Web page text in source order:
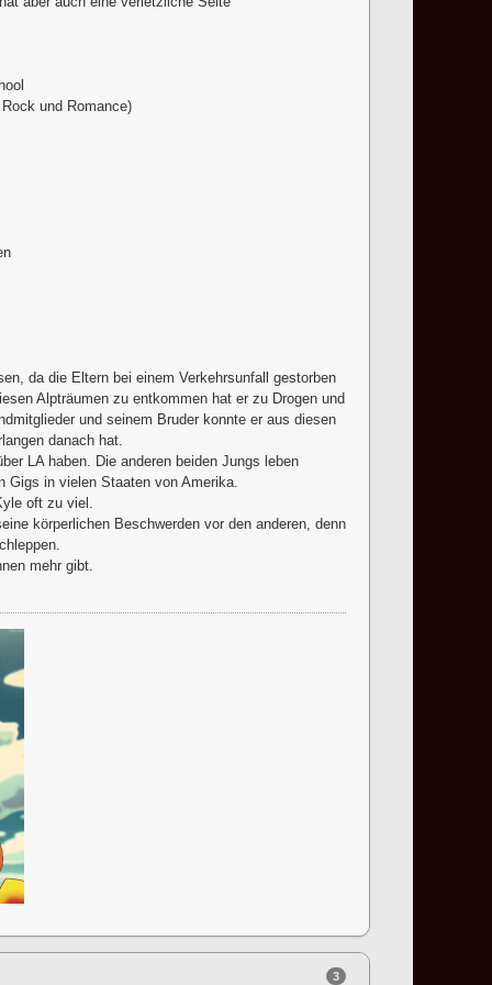
und Romance)
da die Eltern bei einem Verkehrsunfall gestorben
Alpträumen zu entkommen hat er zu Drogen und
und seinem Bruder konnte er aus diesen
danach hat.
LA haben. Die anderen beiden Jungs leben
Gigs in vielen Staaten von Amerika.
oft zu viel.
körperlichen Beschwerden vor den anderen, denn
mehr gibt.
3